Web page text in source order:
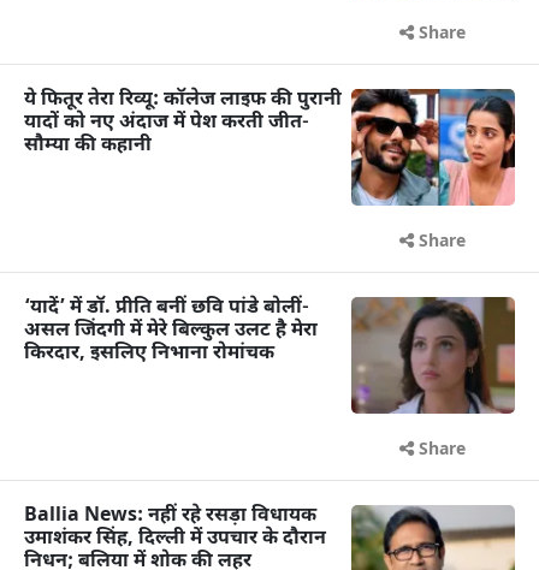
Share
ये फितूर तेरा रिव्यू: कॉलेज लाइफ की पुरानी
यादों को नए अंदाज में पेश करती जीत-
सौम्या की कहानी
Share
‘यादें’ में डॉ. प्रीति बनीं छवि पांडे बोलीं-
असल जिंदगी में मेरे बिल्कुल उलट है मेरा
किरदार, इसलिए निभाना रोमांचक
Share
Ballia News: नहीं रहे रसड़ा विधायक
उमाशंकर सिंह, दिल्ली में उपचार के दौरान
निधन; बलिया में शोक की लहर